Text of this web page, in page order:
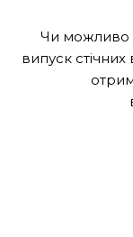
Чи можливо
випуск